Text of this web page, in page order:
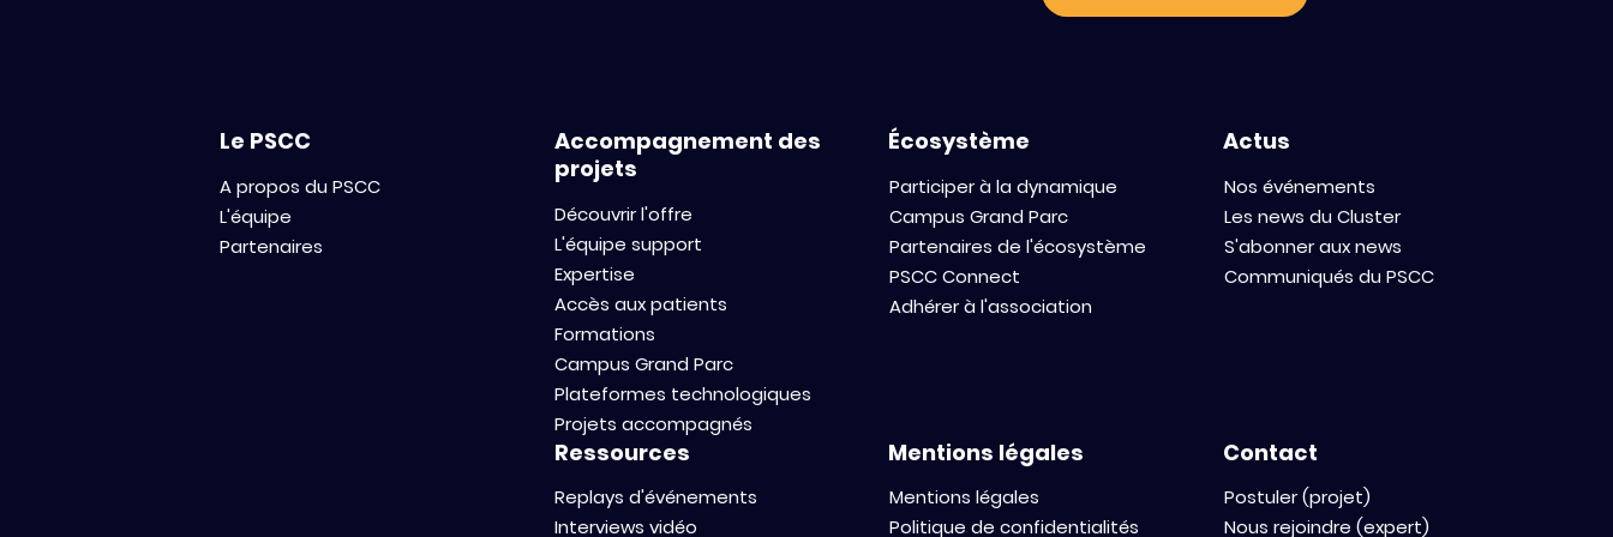
transformer la prise en
Le PSCC
A propos du PSCC
L'équipe
Partenaires
Accompagnement des
projets
Découvrir l'offre
L'équipe support
Expertise
Accès aux patients
Formations
Campus Grand Parc
Plateformes technologiques
Projets accompagnés
Écosystème
Participer à la dynamique
Campus Grand Parc
Partenaires de l'écosystème
PSCC Connect
Adhérer à l'association
Actus
Nos événements
Les news du Cluster
S'abonner aux news
Communiqués du PSCC
Ressources
Replays d'événements
Interviews vidéo
Mentions légales
Mentions légales
Politique de confidentialités
Contact
Postuler (projet)
Nous rejoindre (expert)